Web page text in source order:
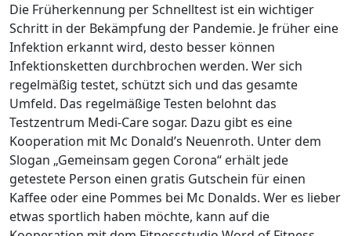
Die Früherkennung per Schnelltest ist ein wichtiger
Schritt in der Bekämpfung der Pandemie. Je früher eine
Infektion erkannt wird, desto besser können
Infektionsketten durchbrochen werden. Wer sich
regelmäßig testet, schützt sich und das gesamte
Umfeld. Das regelmäßige Testen belohnt das
Testzentrum Medi-Care sogar. Dazu gibt es eine
Kooperation mit Mc Donald’s Neuenroth. Unter dem
Slogan „Gemeinsam gegen Corona“ erhält jede
getestete Person einen gratis Gutschein für einen
Kaffee oder eine Pommes bei Mc Donalds. Wer es lieber
etwas sportlich haben möchte, kann auf die